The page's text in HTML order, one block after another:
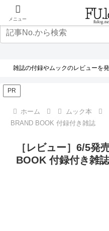
雑誌の付録やムックのレビューを
PR
ホーム ムック本
BRAND BOOK 付録付き雑誌
［レビュー］6/5発
BOOK 付録付き雑誌
メニュー